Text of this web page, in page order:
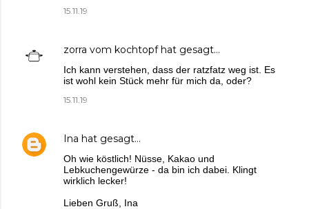
15.11.19
zorra vom kochtopfhat gesagt…
Ich kann verstehen, dass der ratzfatz weg ist. Es
ist wohl kein Stück mehr für mich da, oder?
15.11.19
Ina hat gesagt…
Oh wie köstlich! Nüsse, Kakao und
Lebkuchengewürze - da bin ich dabei. Klingt
wirklich lecker!
Lieben Gruß, Ina